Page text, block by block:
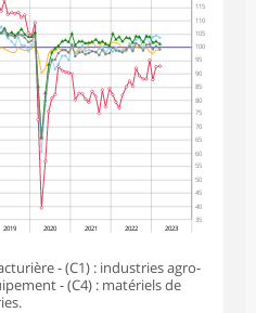
35
40
45
50
55
60
65
70
75
80
85
90
95
100
105
110
115
2019 2020 2021 2022 2023
- (C1) : industries agro-
- (C4) : matériels de